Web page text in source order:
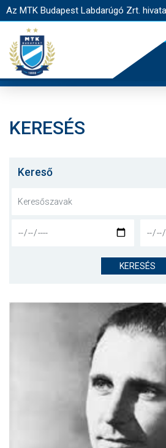
Az MTK Budapest Labdarúgó Zrt.
JEGYÉRTÉKESÍTÉS
NYITÓLAP
CSAPATOK
KLUB
GALÉRIA
SZURKOLÓI
KERESÉS
Kereső
KERESÉS